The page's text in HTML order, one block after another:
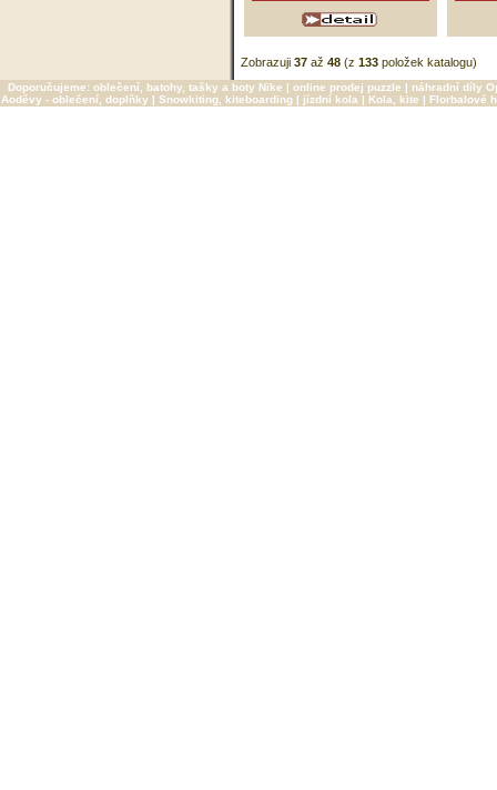
Zobrazuji 37 až 48 (z 133 položek katalogu)
Doporučujeme: oblečení, batohy, tašky a boty Nike | online prodej puzzle | náhradní díly
Aoděvy - oblečení, doplňky | Snowkiting, kiteboarding | jízdní kola | Kola, kite | Florbalové